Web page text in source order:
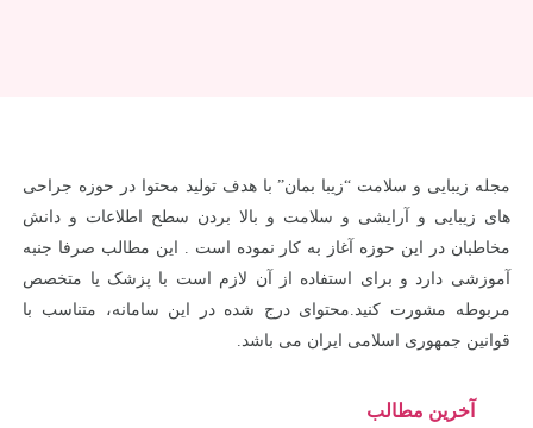
مجله زیبایی و سلامت “زیبا بمان” با هدف تولید محتوا در حوزه جراحی
های زیبایی و آرایشی و سلامت و بالا بردن سطح اطلاعات و دانش
مخاطبان در این حوزه آغاز به کار نموده است . این مطالب صرفا جنبه
آموزشی دارد و برای استفاده از آن لازم است با پزشک یا متخصص
مربوطه مشورت کنید.محتوای درج شده در این سامانه، متناسب با
قوانین جمهوری اسلامی ایران می باشد.
آخرین مطالب